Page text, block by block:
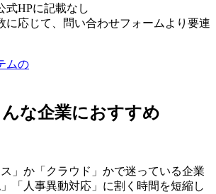
HPに記載なし
応じて、問い合わせフォームより要連
ムの
な企業におすすめ
ス」か「クラウド」かで迷っている企業
」「人事異動対応」に割く時間を短縮し